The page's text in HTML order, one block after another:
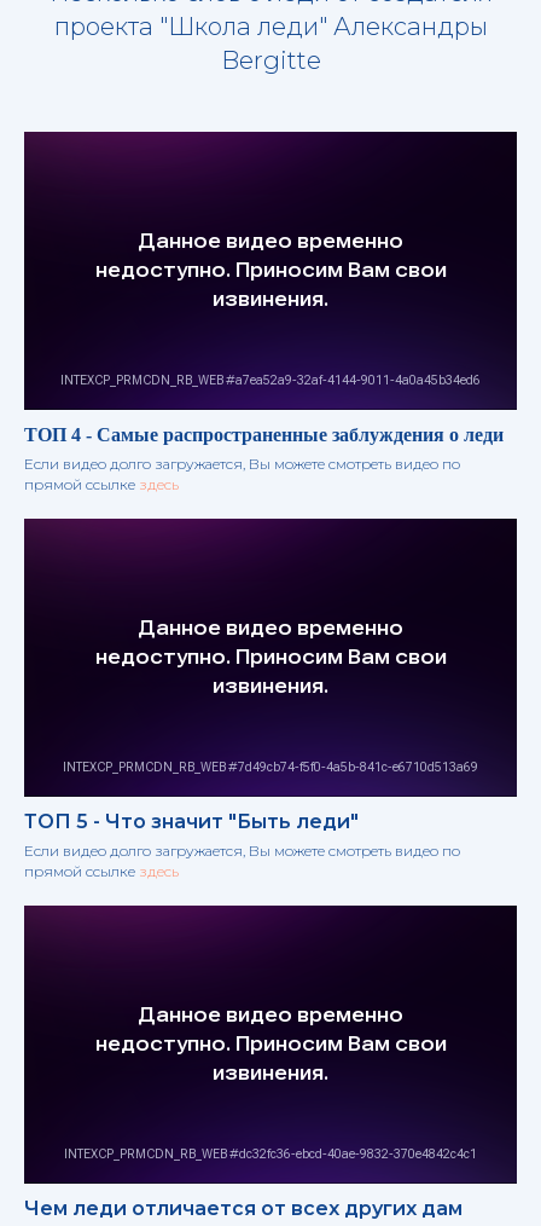
проекта "Школа леди" Александры
Bergitte
ТОП 4 - Самые распространенные заблуждения о леди
Если видео долго загружается, Вы можете смотреть видео по
прямой ссылке здесь
ТОП 5 - Что значит "Быть леди"
Если видео долго загружается, Вы можете смотреть видео по
прямой ссылке здесь
Чем леди отличается от всех других дам